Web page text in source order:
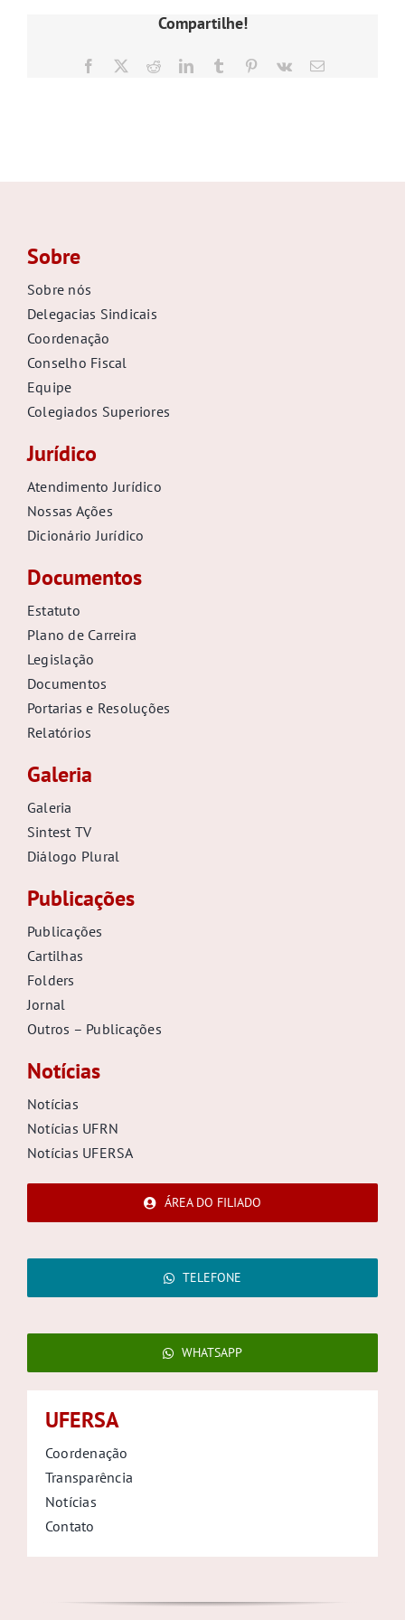
Compartilhe!
Facebook RedditLinkedInTumblr Pinterest
Vk
E-
Sobre
Sobre nós
Delegacias Sindicais
Coordenação
Conselho Fiscal
Equipe
Colegiados Superiores
Jurídico
Atendimento Jurídico
Nossas Ações
Dicionário Jurídico
Documentos
Estatuto
Plano de Carreira
Legislação
Documentos
Portarias e Resoluções
Relatórios
Galeria
Galeria
Sintest TV
Diálogo Plural
Publicações
Publicações
Cartilhas
Folders
Jornal
Outros – Publicações
Notícias
Notícias
Notícias UFRN
Notícias UFERSA
ÁREA DO FILIADO
TELEFONE
WHATSAPP
UFERSA
Coordenação
Transparência
Notícias
Contato